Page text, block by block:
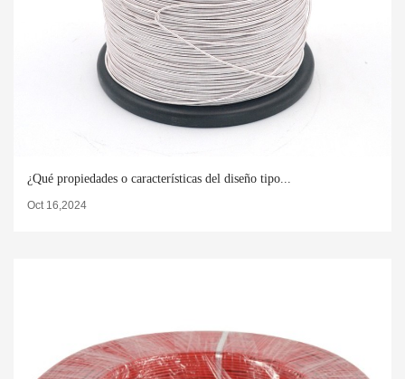
¿Qué propiedades o características del diseño tipo...
Oct 16,2024